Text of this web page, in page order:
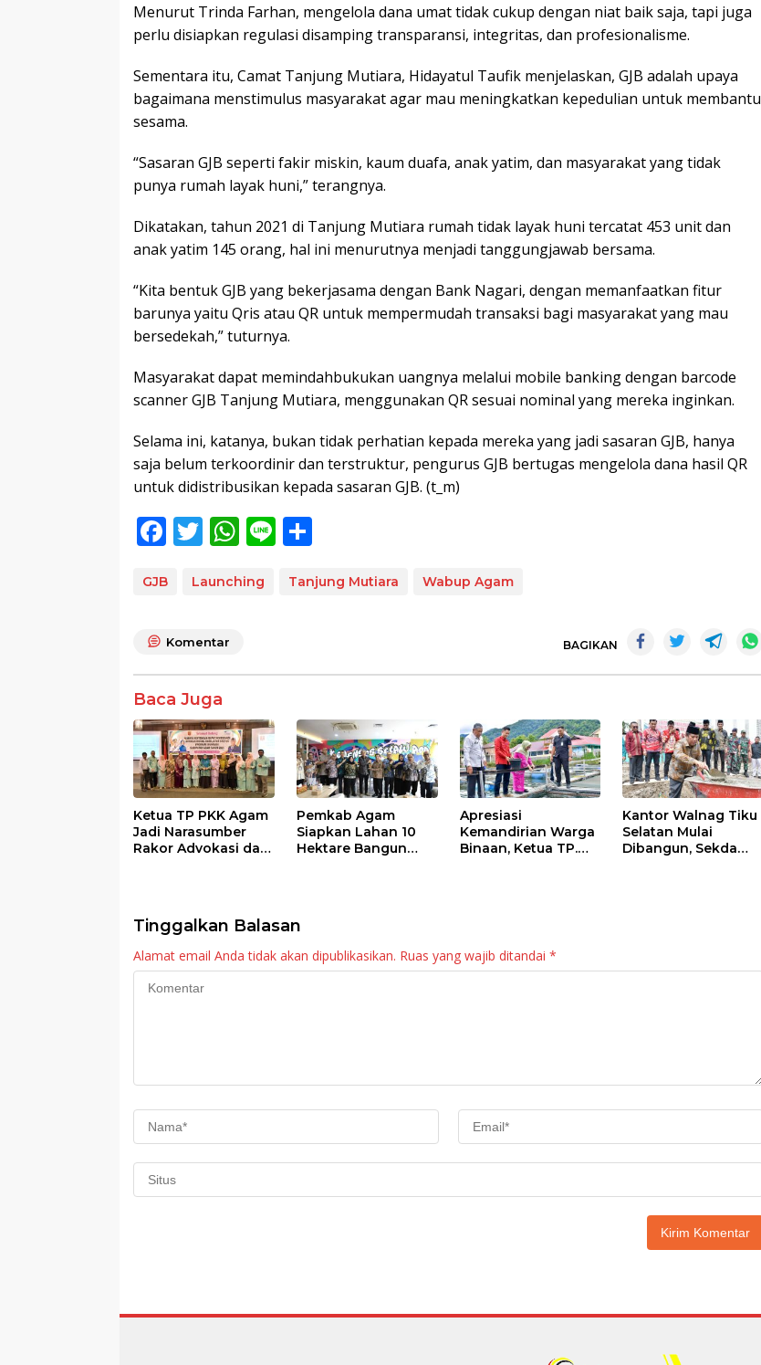
Menurut Trinda Farhan, mengelola dana umat tidak cukup dengan niat baik saja, tapi juga
perlu disiapkan regulasi disamping transparansi, integritas, dan profesionalisme.
Sementara itu, Camat Tanjung Mutiara, Hidayatul Taufik menjelaskan, GJB adalah upaya
bagaimana menstimulus masyarakat agar mau meningkatkan kepedulian untuk membantu
sesama.
“Sasaran GJB seperti fakir miskin, kaum duafa, anak yatim, dan masyarakat yang tidak
punya rumah layak huni,” terangnya.
Dikatakan, tahun 2021 di Tanjung Mutiara rumah tidak layak huni tercatat 453 unit dan
anak yatim 145 orang, hal ini menurutnya menjadi tanggungjawab bersama.
“Kita bentuk GJB yang bekerjasama dengan Bank Nagari, dengan memanfaatkan fitur
barunya yaitu Qris atau QR untuk mempermudah transaksi bagi masyarakat yang mau
bersedekah,” tuturnya.
Masyarakat dapat memindahbukukan uangnya melalui mobile banking dengan barcode
scanner GJB Tanjung Mutiara, menggunakan QR sesuai nominal yang mereka inginkan.
Selama ini, katanya, bukan tidak perhatian kepada mereka yang jadi sasaran GJB, hanya
saja belum terkoordinir dan terstruktur, pengurus GJB bertugas mengelola dana hasil QR
untuk didistribusikan kepada sasaran GJB. (t_m)
F
e
o
o
k
T
itt
W
at
p
Li
e ar
GJB Launching Tanjung Mutiara Wabup Agam
Komentar BAGIKAN
Baca Juga
Ketua TP PKK Agam
Jadi Narasumber
Rakor Advokasi dan
Pemkab Agam
Siapkan Lahan 10
Hektare Bangun
Apresiasi
Kemandirian Warga
Binaan, Ketua TP.
Kantor Walnag Tiku
Selatan Mulai
Dibangun, Sekda
Tinggalkan Balasan
Alamat email Anda tidak akan dipublikasikan. Ruas yang wajib ditandai *